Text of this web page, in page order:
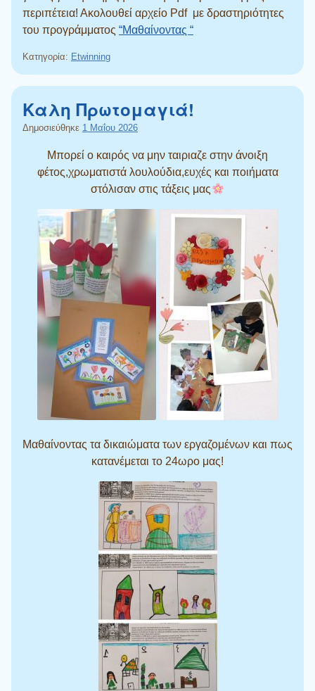
περιπέτεια! Ακολουθεί αρχείο Pdf με δραστηριότητες
του προγράμματος “Μαθαίνοντας “
Κατηγορία: Etwinning
Καλη Πρωτομαγιά!
Δημοσιεύθηκε 1 Μαΐου 2026
Μπορεί ο καιρός να μην ταιριαζε στην άνοιξη
φέτος,χρωματιστά λουλούδια,ευχές και ποιήματα
στόλισαν στις τάξεις μας
Μαθαίνοντας τα δικαιώματα των εργαζομένων και πως
κατανέμεται το 24ωρο μας!